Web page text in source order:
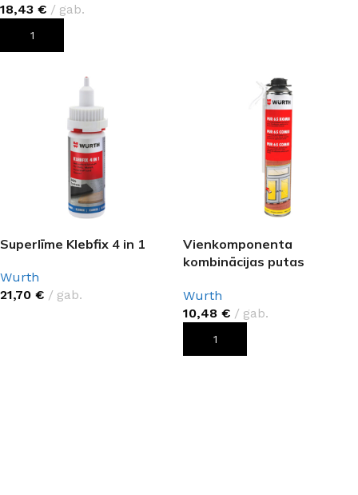
18,43 € gab.
PIEVIENOT GROZAM
Superlīme Klebfix 4 in 1
Wurth
21,70 € gab.
Vienkomponenta
kombinācijas putas
Wurth
10,48 € gab.
PIEVIENOT GROZAM